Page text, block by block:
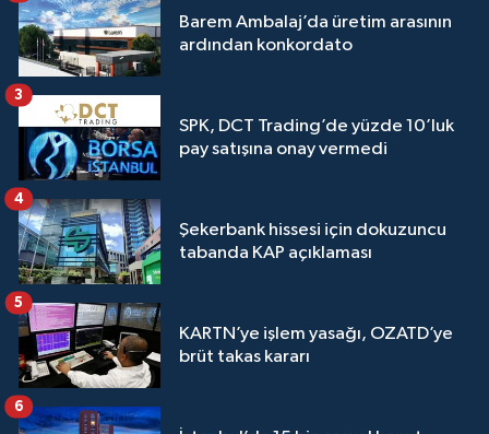
Barem Ambalaj’da üretim arasının
ardından konkordato
SPK, DCT Trading’de yüzde 10’luk
pay satışına onay vermedi
3
Şekerbank hissesi için dokuzuncu
tabanda KAP açıklaması
4
KARTN’ye işlem yasağı, OZATD’ye
brüt takas kararı
5
6